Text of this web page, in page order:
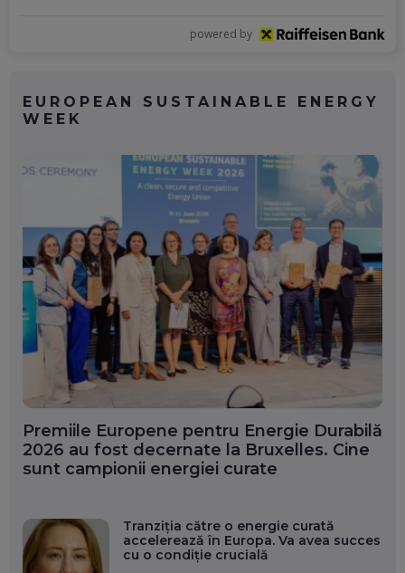
powered by
EUROPEAN SUSTAINABLE ENERGY
WEEK
Premiile Europene pentru Energie Durabilă
2026 au fost decernate la Bruxelles. Cine
sunt campionii energiei curate
Tranziția către o energie curată
accelerează în Europa. Va avea succes
cu o condiție crucială